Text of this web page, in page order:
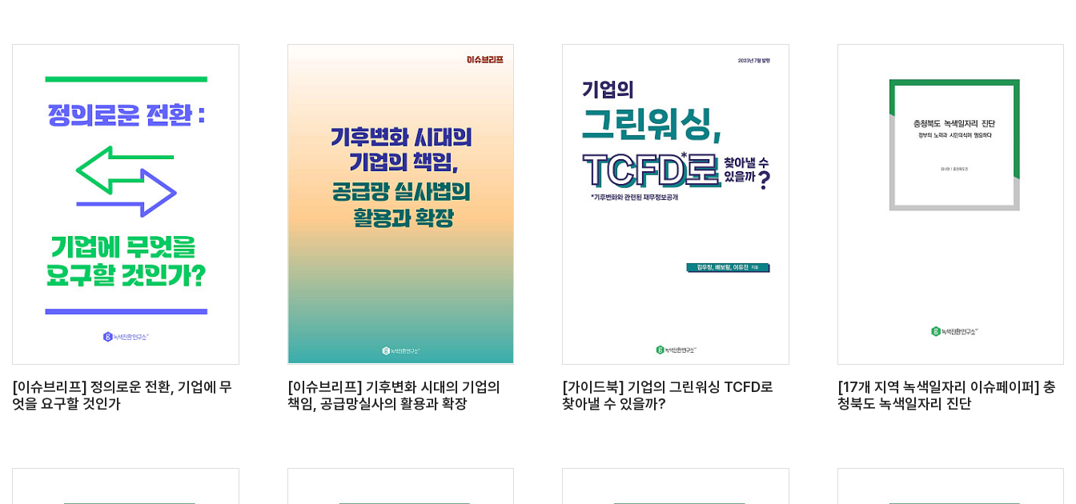
[이슈브리프] 정의로운 전환, 기업에 무
엇을 요구할 것인가
[이슈브리프] 기후변화 시대의 기업의
책임, 공급망실사의 활용과 확장
[가이드북] 기업의 그린워싱 TCFD로
찾아낼 수 있을까?
[17개 지역 녹색일자리 이슈페이퍼] 충
청북도 녹색일자리 진단